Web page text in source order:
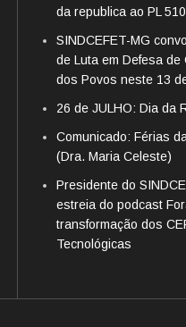
da republica ao PL
SINDCEFET-MG
de Luta em Defesa
dos Povos neste 13
26 de JULHO: Dia da
Comunicado: Férias
(Dra. Maria Celeste)
Presidente do
estreia do podcast
transformação dos
Tecnológicas